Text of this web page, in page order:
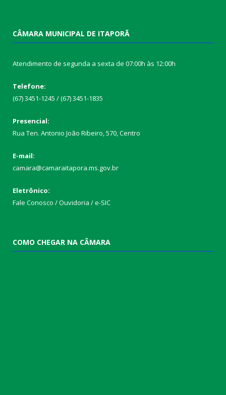
CÂMARA MUNICIPAL DE ITAPORÃ
Atendimento de segunda a sexta de 07:00h às 12:00h
Telefone:
(67) 3451-1245 / (67) 3451-1835
Presencial:
Rua Ten. Antonio João Ribeiro, 570, Centro
E-mail:
camara@camaraitapora.ms.gov.br
Eletrônico:
Fale Conosco / Ouvidoria / e-SIC
COMO CHEGAR NA CÂMARA